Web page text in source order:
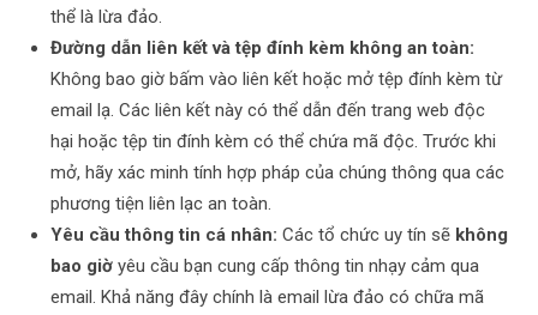
thể là lừa đảo.
Đường dẫn liên kết và tệp đính kèm không an toàn:
Không bao giờ bấm vào liên kết hoặc mở tệp đính kèm từ
email lạ. Các liên kết này có thể dẫn đến trang web độc
hại hoặc tệp tin đính kèm có thể chứa mã độc. Trước khi
mở, hãy xác minh tính hợp pháp của chúng thông qua các
phương tiện liên lạc an toàn.
Yêu cầu thông tin cá nhân: Các tổ chức uy tín sẽ không
bao giờ yêu cầu bạn cung cấp thông tin nhạy cảm qua
email. Khả năng đây chính là email lừa đảo có chữa mã